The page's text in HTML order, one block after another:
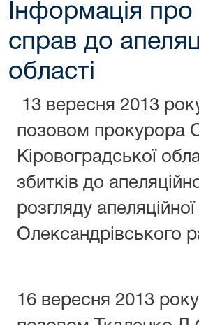
Інформація
справ до
області
13 вересня 2013
позовом прокурора
Кіровоградської
збитків до
розгляду
Олександрівського
16 вересня 2013